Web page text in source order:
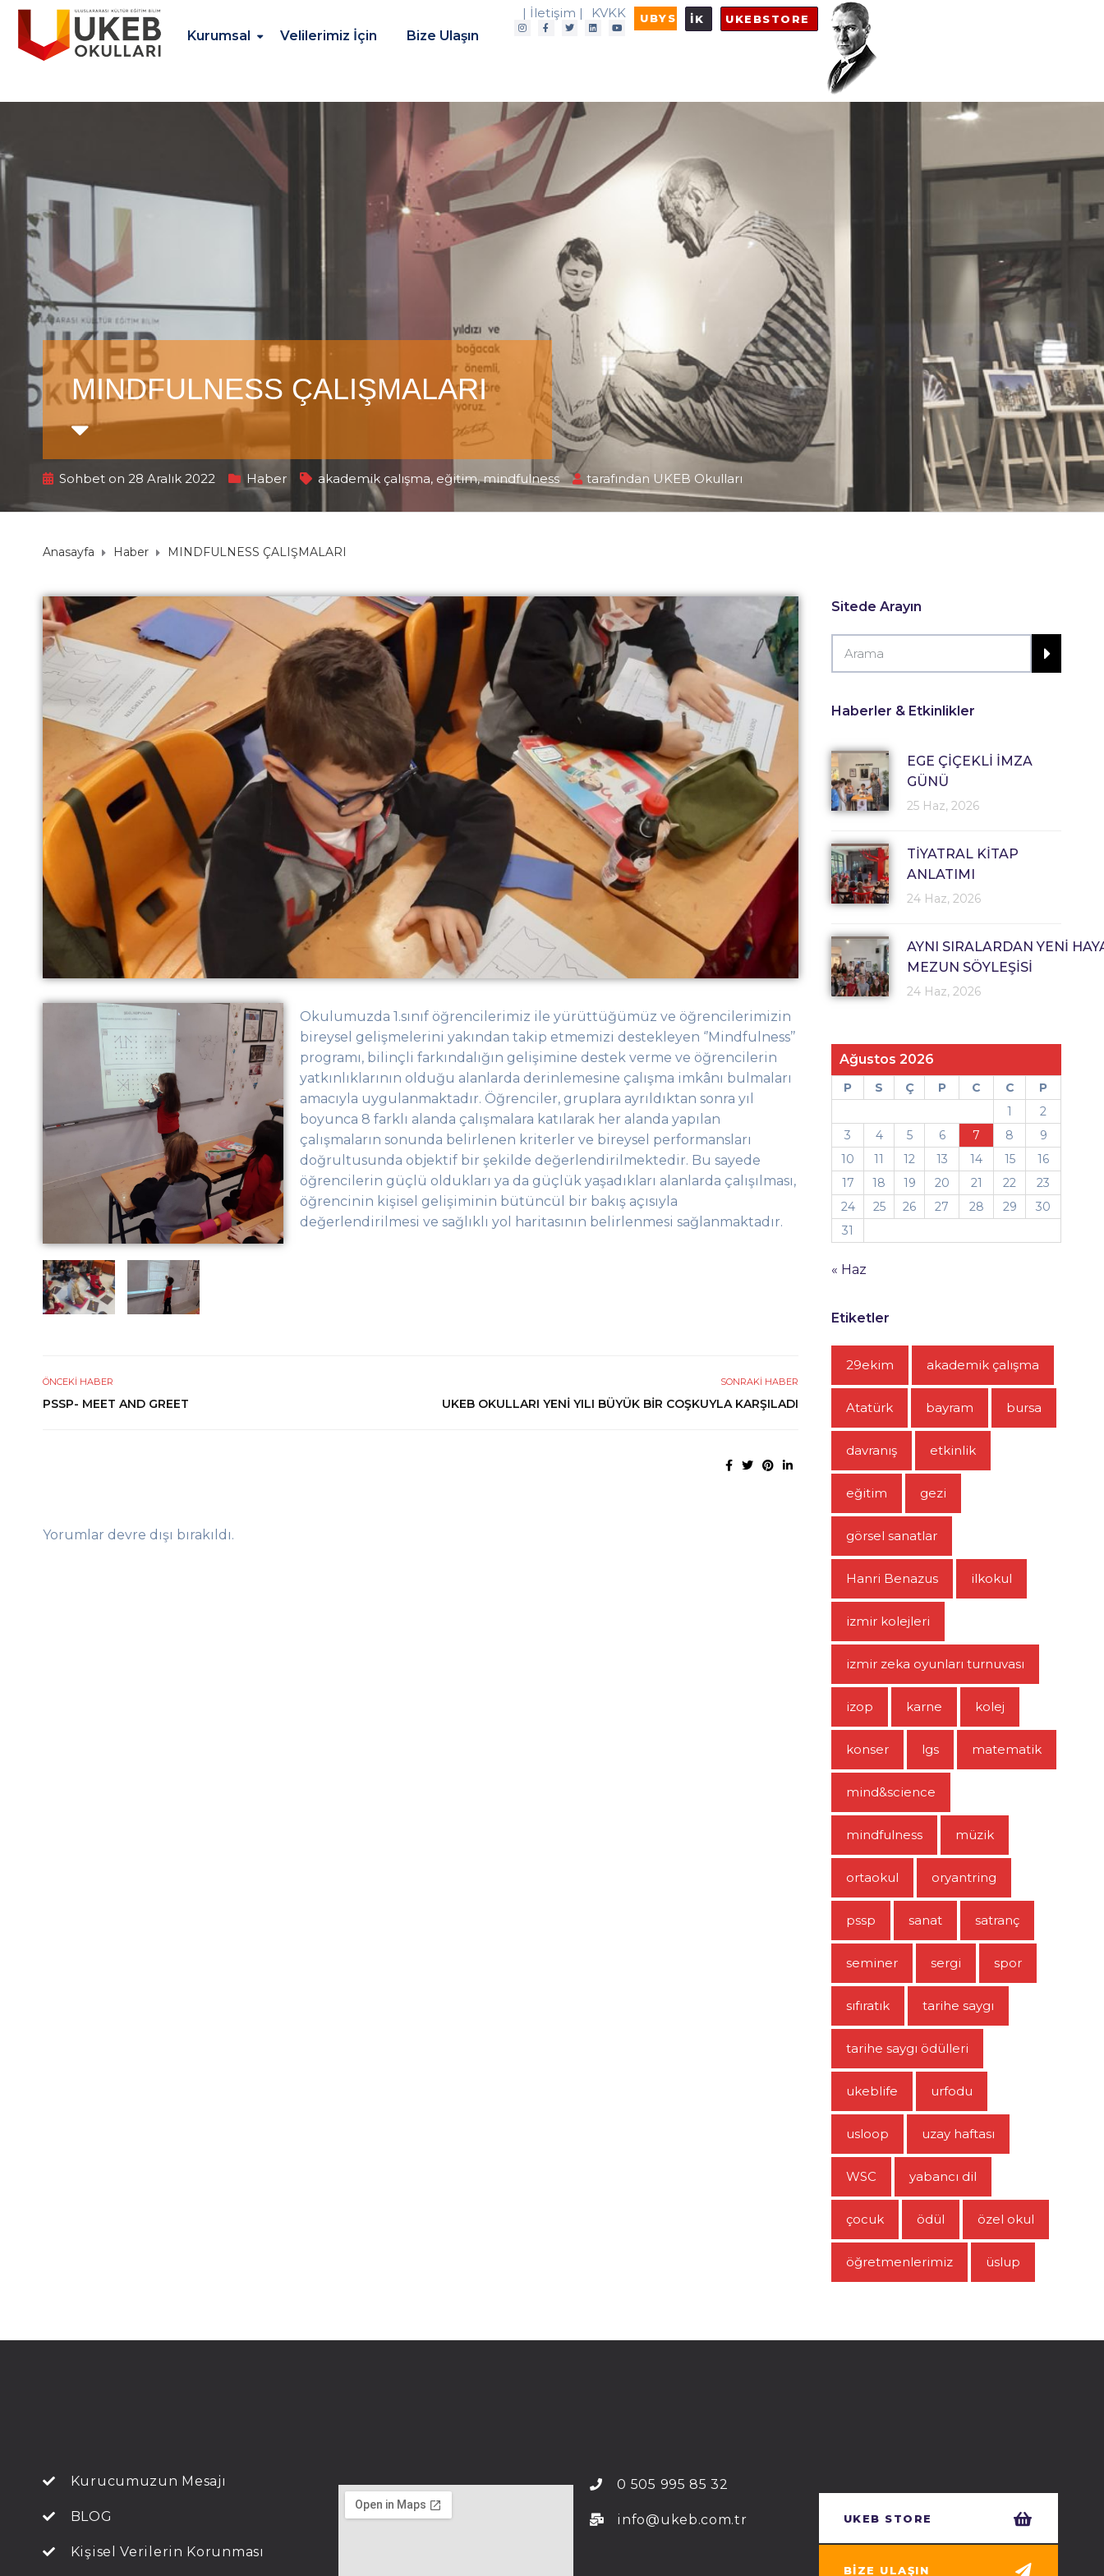
Kurumsal Velilerimiz İçin Bize Ulaşın
| İletişim | KVKK UBYS İK UKEBSTORE
MINDFULNESS ÇALIŞMALARI
Sohbet on 28 Aralık 2022 Haber akademik çalışma, eğitim,mindfulness tarafından UKEB Okulları
Anasayfa Haber MINDFULNESS ÇALIŞMALARI
Okulumuzda 1.sınıf öğrencilerimiz ile yürüttüğümüz ve öğrencilerimizin
bireysel gelişmelerini yakından takip etmemizi destekleyen ‘’M indfulness’’
programı, bilinçlifarkındalığın gelişimine destekverme ve öğrencilerin
yatkınlıklarının olduğu alanlarda derinlemesine çalışma imkânı bulmaları
amacıyla uygulanmaktadır. Öğrenciler, gruplara ayrıldıktan sonra yıl
boyunca 8 farklı alanda çalışmalara katılarak her alanda yapılan
çalışmaların sonunda belirlenen kriterler ve bireysel performansları
doğrultusunda objektif bir şekilde değerlendirilmektedir. Bu sayede
öğrencilerin güçlü oldukları ya da güçlükyaşadıkları alanlarda çalışılması,
öğrencinin kişisel gelişiminin bütüncül bir bakış açısıyla
değerlendirilmesi ve sağlıklı yol haritasının belirlenmesi sağlanmaktadır.
ÖNCEKI HABER
PSSP- MEET AND GREET
SONRAKI HABER
UKEB OKULLARI YENİ YILI BÜYÜK BİR COŞKUYLA KARŞILADI
Yorumlar devre dışı bırakıldı.
Sitede Arayın
Haberler & Etkinlikler
EGE ÇİÇEKLİ İMZA
GÜNÜ
25 Haz, 2026
TİYATRAL KİTAP
ANLATIMI
24 Haz, 2026
AYNI SIRALARDAN YENİ
MEZUN SÖYLEŞİSİ
24 Haz, 2026
Ağustos 2026
P S Ç P C C
P
1
2
3
4 5 6 7 8
9
10
11 12 13 14 15
16
17
18 19 20 21 22
23
24
25 26 27 28 29
30
31
« Haz
Etiketler
29ekim akademik çalışma
Atatürk bayram bursa
davranış etkinlik
eğitim gezi
görsel sanatlar
Hanri Benazus ilkokul
izmir kolejleri
izmir zeka oyunları turnuvası
izop karne kolej
konser lgs matematik
mind&science
mindfulness müzik
ortaokul oryantring
pssp sanat satranç
seminer sergi spor
sıfıratık tarihe saygı
tarihe saygı ödülleri
ukeblife urfodu
usloop uzay haftası
WSC yabancı dil
çocuk ödül özel okul
öğretmenlerimiz üslup
Kurucumuzun Mesajı
BLOG
Kişisel Verilerin Korunması
0 505 995 85 32
info@ukeb.com.tr UKEB STORE
BIZE ULAŞIN